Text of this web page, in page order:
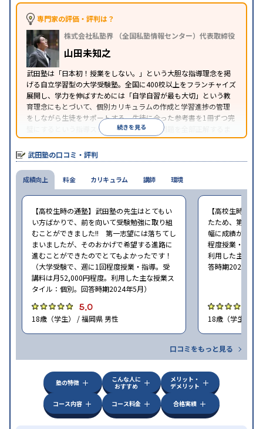
専門家の評価・評判は？
株式会社私塾界 （全国私塾情報センター）代表取締役
山田未知之
武田塾は「日本初！授業をしない。」という大胆な指導理念を掲
げる自立学習型の大学受験塾。全国に400校以上をフランチャイズ
展開し、学力を伸ばすためには「自学自習が最も大切」という教
育理念にもとづいて、個別カリキュラムの作成と学習進捗の管理
をしながら生徒をサポートする。生徒に合った参考書を1冊ずつ完
璧にするという指導スタイルで、参考書の問題を全部正解するま
で繰り返し問題を解くことで偏差値をあげるという手法を取って
いる。
続きを見る
武田塾の口コミ・評判
成績向上
【高校生時の通塾】武田塾の先生はとてもい
い方ばかりで、前を向いて受験勉強に取り組
むことができました!! 第一志望には落ちてし
まいましたが、そのおかげで希望する進路に
進むことができたのでとてもよかったです！
（大学受験で、週に1回程度授業・指導。受
講料は月52,000円程度。利用した主な授業ス
タイル：個別。回答時期2024年5月）
5.0
18歳（学生） / 福岡県 男性
【高校生時の通
たため、第一志
幅に成績が向上
程度授業・指導
利用した主な授
答時期2024年5
18歳（学生） /
口コミをもっと見る
料金 カリキュラム 講師 環境
塾の特徴
こんな人に
おすすめ
メリット・
デメリット
コース内容
コース料金 合格実績